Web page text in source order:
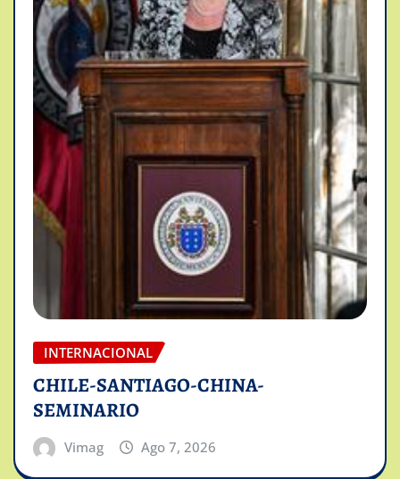
INTERNACIONAL
CHILE-SANTIAGO-CHINA-
SEMINARIO
Vimag Ago 7, 2026